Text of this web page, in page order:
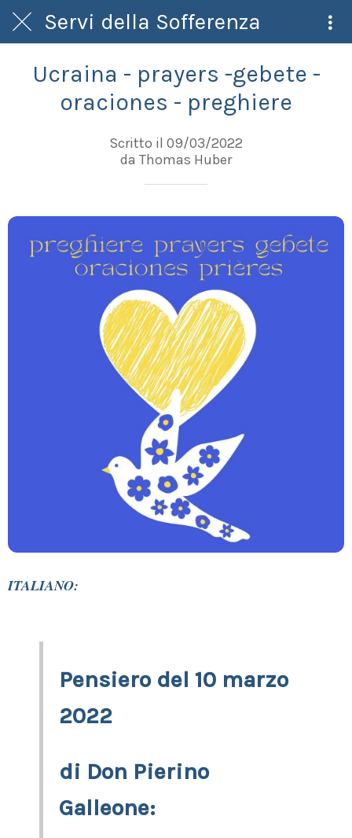
Servi della Sofferenza
Ucraina - prayers -gebete -
oraciones - preghiere
Scritto il 09/03/2022
da Thomas Huber
ITALIANO:
Pensiero del 10 marzo
2022
di Don Pierino
Galleone: